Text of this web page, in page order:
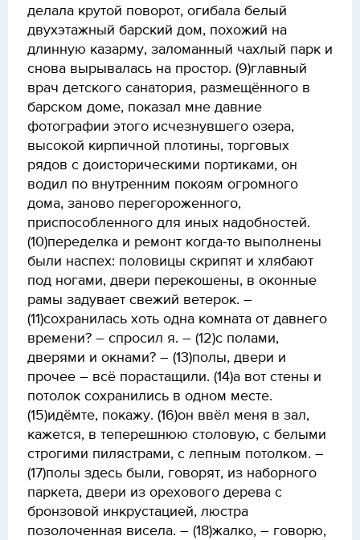
делала крутой поворот, огибала белый
двухэтажный барский дом, похожий на
длинную казарму, заломанный чахлый парк и
снова вырывалась на простор. (9)главный
врач детского санатория, размещённого в
барском доме, показал мне давние
фотографии этого исчезнувшего озера,
высокой кирпичной плотины, торговых
рядов с доисторическими портиками, он
водил по внутренним покоям огромного
дома, заново перегороженного,
приспособленного для иных надобностей.
(10)переделка и ремонт когда-то выполнены
были наспех: половицы скрипят и хлябают
под ногами, двери перекошены, в оконные
рамы задувает свежий ветерок. –
(11)сохранилась хоть одна комната от давнего
времени? – спросил я. – (12)с полами,
дверями и окнами? – (13)полы, двери и
прочее – всё порастащили. (14)а вот стены и
потолок сохранились в одном месте.
(15)идёмте, покажу. (16)он ввёл меня в зал,
кажется, в теперешнюю столовую, с белыми
строгими пилястрами, с лепным потолком. –
(17)полы здесь были, говорят, из наборного
паркета, двери из орехового дерева с
бронзовой инкрустацией, люстра
позолоченная висела. – (18)жалко, – говорю,